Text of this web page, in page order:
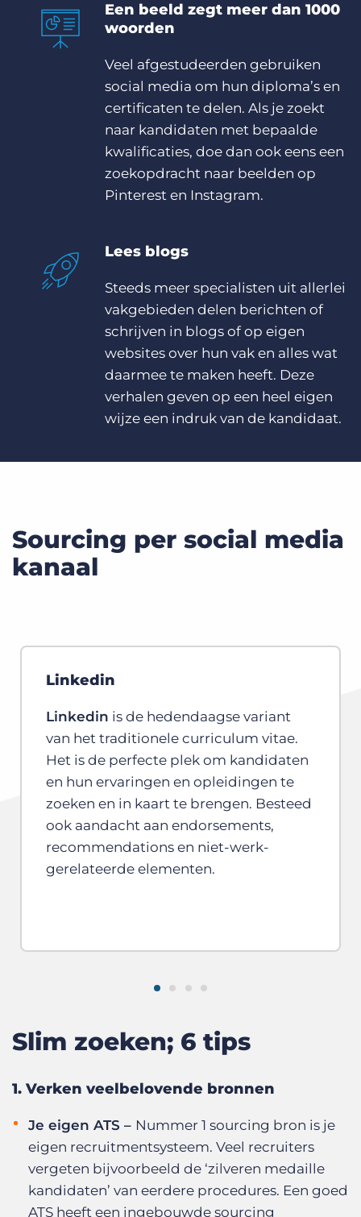
Een beeld zegt meer dan 1000
woorden
Veel afgestudeerden gebruiken
social media om hun diploma’s en
certificaten te delen. Als je zoekt
naar kandidaten met bepaalde
kwalificaties, doe dan ook eens een
zoekopdracht naar beelden op
Pinterest en Instagram.
Lees blogs
Steeds meer specialisten uit allerlei
vakgebieden delen berichten of
schrijven in blogs of op eigen
websites over hun vak en alles wat
daarmee te maken heeft. Deze
verhalen geven op een heel eigen
wijze een indruk van de kandidaat.
Sourcing per social media
kanaal
Linkedin
Linkedin is de hedendaagse variant
van het traditionele curriculum vitae.
Het is de perfecte plek om kandidaten
en hun ervaringen en opleidingen te
zoeken en in kaart te brengen. Besteed
ook aandacht aan endorsements,
recommendations en niet-werk-
gerelateerde elementen.
Slim zoeken; 6 tips
1. Verken veelbelovende bronnen
Je eigen ATS – Nummer 1 sourcing bron is je
eigen recruitmentsysteem. Veel recruiters
vergeten bijvoorbeeld de ‘zilveren medaille
kandidaten’ van eerdere procedures. Een goed
ATS heeft een ingebouwde sourcing